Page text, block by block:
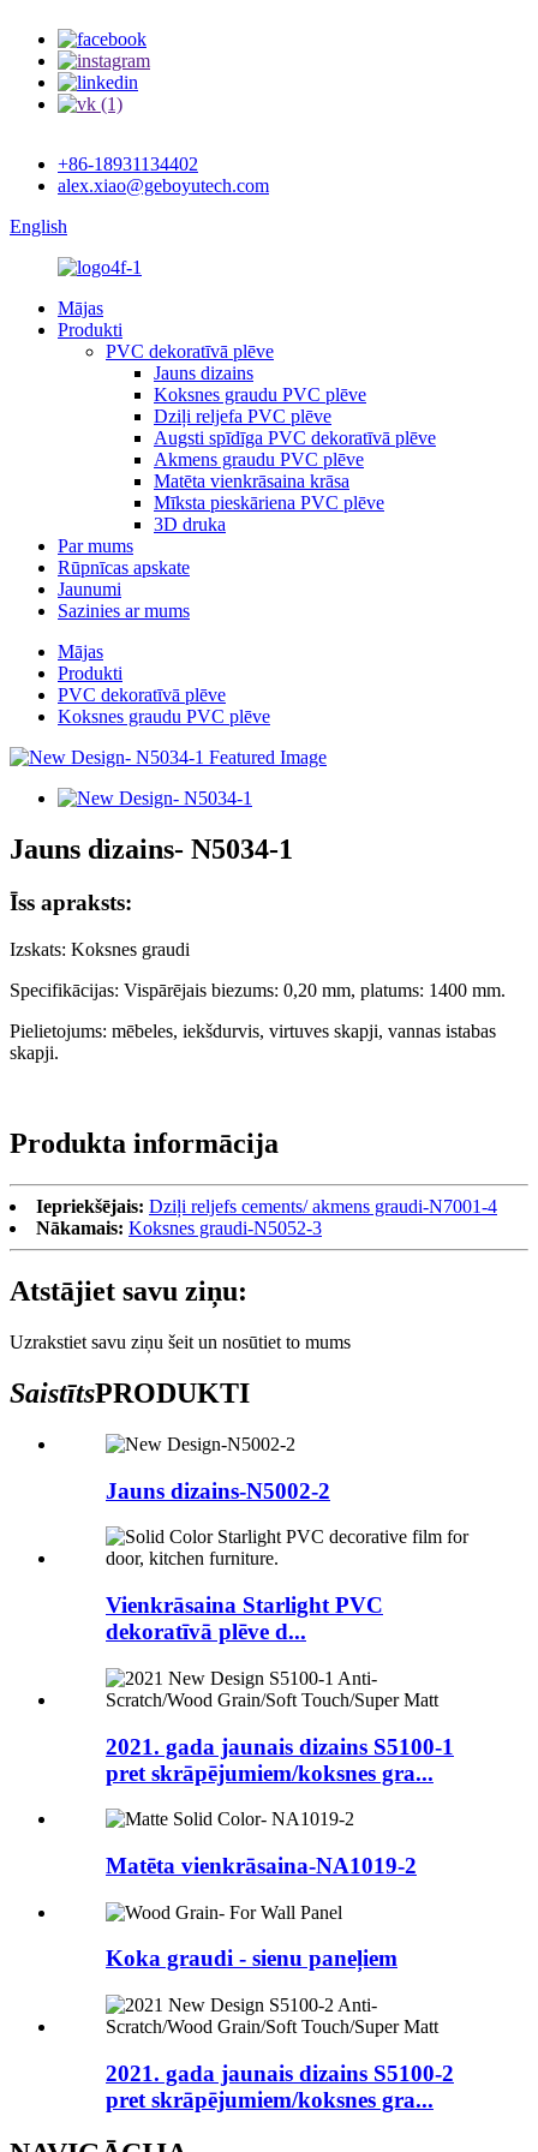
+86-18931134402
alex.xiao@geboyutech.com
English
Mājas
Produkti
PVC dekoratīvā plēve
Jauns dizains
Koksnes graudu PVC plēve
Dziļi reljefa PVC plēve
Augsti spīdīga PVC dekoratīvā plēve
Akmens graudu PVC plēve
Matēta vienkrāsaina krāsa
Mīksta pieskāriena PVC plēve
3D druka
Par mums
Rūpnīcas apskate
Jaunumi
Sazinies ar mums
Mājas
Produkti
PVC dekoratīvā plēve
Koksnes graudu PVC plēve
Jauns dizains- N5034-1
Īss apraksts:
Izskats: Koksnes graudi
Specifikācijas: Vispārējais biezums: 0,20 mm, platums: 1400 mm.
Pielietojums: mēbeles, iekšdurvis, virtuves skapji, vannas istabas
skapji.
Produkta informācija
Iepriekšējais: Dziļi reljefs cements/ akmens graudi-N7001-4
Nākamais: Koksnes graudi-N5052-3
Atstājiet savu ziņu:
Uzrakstiet savu ziņu šeit un nosūtiet to mums
SaistītsPRODUKTI
Jauns dizains-N5002-2
Vienkrāsaina Starlight PVC
dekoratīvā plēve d...
2021. gada jaunais dizains S5100-1
pret skrāpējumiem/koksnes gra...
Matēta vienkrāsaina-NA1019-2
Koka graudi - sienu paneļiem
2021. gada jaunais dizains S5100-2
pret skrāpējumiem/koksnes gra...